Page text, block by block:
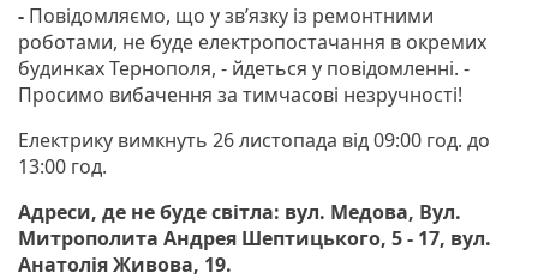
- Повідомляємо, що у зв’язку із ремонтними
роботами, не буде електропостачання в окремих
будинках Тернополя, - йдеться у повідомленні. -
Просимо вибачення за тимчасові незручності!
Електрику вимкнуть 26 листопада від 09:00 год. до
13:00 год.
Адреси, де не буде світла: вул. Медова, Вул.
Митрополита Андрея Шептицького, 5 - 17, вул.
Анатолія Живова, 19.